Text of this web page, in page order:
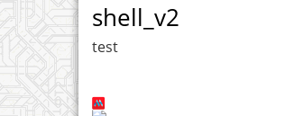
shell_v2
test